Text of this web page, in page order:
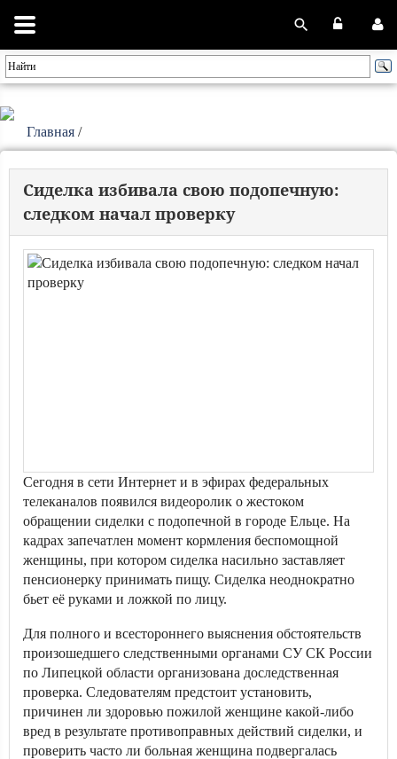
Главная /
Сиделка избивала свою подопечную:
следком начал проверку
Сегодня в сети Интернет и в эфирах федеральных
телеканалов появился видеоролик о жестоком
обращении сиделки с подопечной в городе Ельце. На
кадрах запечатлен момент кормления беспомощной
женщины, при котором сиделка насильно заставляет
пенсионерку принимать пищу. Сиделка неоднократно
бьет её руками и ложкой по лицу.
Для полного и всестороннего выяснения обстоятельств
произошедшего следственными органами СУ СК России
по Липецкой области организована доследственная
проверка. Следователям предстоит установить,
причинен ли здоровью пожилой женщине какой-либо
вред в результате противоправных действий сиделки, и
проверить часто ли больная женщина подвергалась